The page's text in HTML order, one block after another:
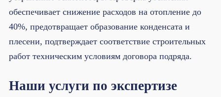
обеспечивает снижение расходов на отопление до
40%, предотвращает образование конденсата и
плесени, подтверждает соответствие строительных
работ техническим условиям договора подряда.
Наши услуги по экспертизе